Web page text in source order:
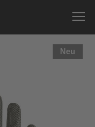
Neu
messen und